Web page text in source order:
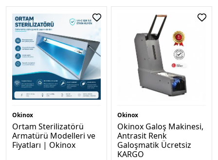
Okinox
Ortam Sterilizatörü
Armatürü Modelleri ve
Fiyatları | Okinox
Okinox
Okinox Galoş Makinesi,
Antrasi̇t Renk
Galoşmatik Ücretsi̇z
KARGO